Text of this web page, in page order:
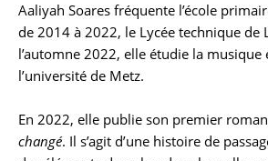
Biographie
Aaliyah Soares fréquente l’école
de 2014 à 2022, le Lycée technique de
l’automne 2022, elle étudie la
l’université de Metz.
En 2022, elle publie son premier
changé. Il s’agit d’une histoire de